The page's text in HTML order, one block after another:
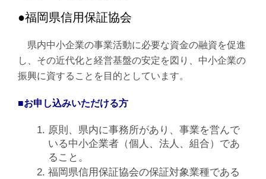
●福岡県信用保証協会
県内中小企業の事業活動に必要な資金の融資を促進
し、その近代化と経営基盤の安定を図り、中小企業の
振興に資することを目的としています。
■お申し込みいただける方
原則、県内に事務所があり、事業を営んで
いる中小企業者（個人、法人、組合）であ
ること。
福岡県信用保証協会の保証対象業種である